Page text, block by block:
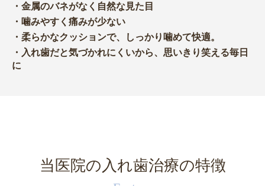
・金属のバネがなく自然な見た目
・噛みやすく痛みが少ない
・柔らかなクッションで、しっかり噛めて快適。
・入れ歯だと気づかれにくいから、思いきり笑える毎日
に
当医院の入れ歯治療の特徴